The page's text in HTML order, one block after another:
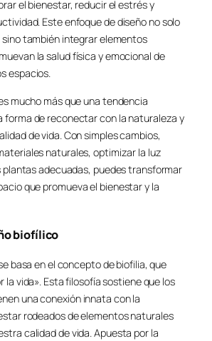
el bienestar, reducir el estrés y
Este enfoque de diseño no solo
también integrar elementos
la salud física y emocional de
espacios.
mucho más que una tendencia
forma de reconectar con la naturaleza y
de vida. Con simples cambios,
naturales, optimizar la luz
plantas adecuadas, puedes transformar
que promueva el bienestar y la
biofílico
basa en el concepto de biofilia, que
la vida». Esta filosofía sostiene que los
una conexión innata con la
rodeados de elementos naturales
calidad de vida. Apuesta por la